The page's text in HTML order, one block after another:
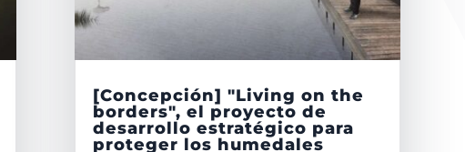
[Concepción] "Living on the
borders", el proyecto de
desarrollo estratégico para
proteger los humedales